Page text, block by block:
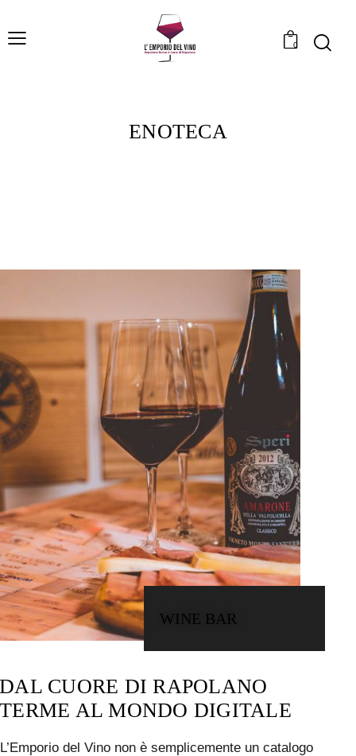
0
ENOTECA
WINE BAR
DAL CUORE DI RAPOLANO
TERME AL MONDO DIGITALE
L’Emporio del Vino non è semplicemente un catalogo